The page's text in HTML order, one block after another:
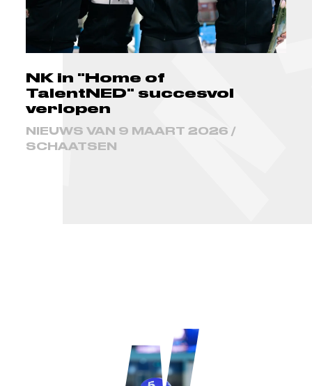
NK in "Home of
TalentNED" succesvol
verlopen
NIEUWS VAN 9 MAART 2026 /
SCHAATSEN